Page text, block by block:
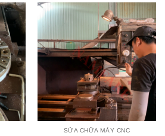
SỬA CHỮA MÁY CNC